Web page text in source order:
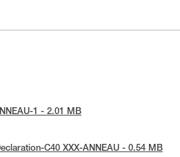
1 - 2.01 MB
C40 XXX-ANNEAU - 0.54 MB